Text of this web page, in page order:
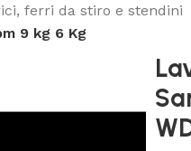
ferri da stiro e stendini
9 kg 6 Kg